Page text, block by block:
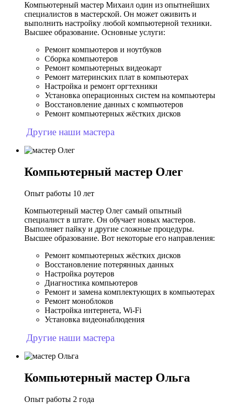
Компьютерный мастер Михаил один из опытнейших
специалистов в мастерской. Он может оживить и
выполнить настройку любой компьютерной техники.
Высшее образование. Основные услуги:
Ремонт компьютеров и ноутбуков
Сборка компьютеров
Ремонт компьютерных видеокарт
Ремонт материнских плат в компьютерах
Настройка и ремонт оргтехники
Установка операционных систем на компьютеры
Восстановление данных с компьютеров
Ремонт компьютерных жёстких дисков
Другие наши мастера
Компьютерный мастер Олег
Опыт работы 10 лет
Компьютерный мастер Олег самый опытный
специалист в штате. Он обучает новых мастеров.
Выполняет пайку и другие сложные процедуры.
Высшее образование. Вот некоторые его направления:
Ремонт компьютерных жёстких дисков
Восстановление потерянных данных
Настройка роутеров
Диагностика компьютеров
Ремонт и замена комплектующих в компьютерах
Ремонт моноблоков
Настройка интернета, Wi-Fi
Установка видеонаблюдения
Другие наши мастера
Компьютерный мастер Ольга
Опыт работы 2 года